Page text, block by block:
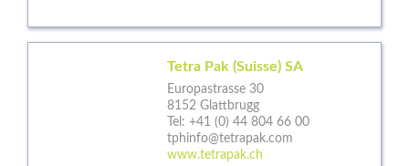
Tetra Pak (Suisse) SA
Europastrasse 30
8152 Glattbrugg
Tel: +41 (0) 44 804 66 00
tphinfo@tetrapak.com
www.tetrapak.ch